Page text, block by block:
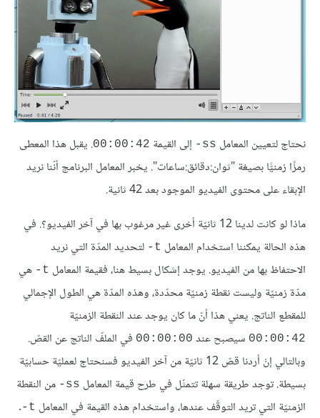
نحتاج لتعيين المعامل ‎-ss إلى القيمة 00:00:42. يقبل هذا المعطى
رمزًا زمنيًّا بصيغة "ثوان:دقائق:ساعات". يخبر المعامل البرنامج أنّنا نريد
الإبقاء على محتوى الفيديو الموجود بعد 42 ثانية.
ماذا لو كانت لدينا 12 ثانيّة أخرى غير مرغوب بها في آخر الفيديو؟. في
هذه الحالة يمكننا استخدام المعامل ‎-t لتحديد المدّة التي نريد
الاحتفاظ بها من الفيديو. يوجد إشكال بسيط هنا، فقيمة المعامل ‎-t هي
مدّة زمنيّة وليست نقطة زمنيّة محدّدة، وهذه المدّة هي الطول الإجمالي
للمقطع الناتج. يعني هذا أنّ ما كان يوجد عند النقطة الزمنيّة
00:00:42 سيصبح عند 00:00:00 في الملفّ الناتج عن القصّ.
وبالتالي إنْ أردنا قصّ 12 ثانيّة من آخر الفيديو فسنحتاج لعمليّة حسابيّة
بسيطة. توجد طريقة سهلة تتمثّل في طرح قيمة المعامل ‎-ss من النقطة
الزمنيّة التي تريد التوقّف عندها، واستخدام هذه القيمة في المعامل ‎-t
.